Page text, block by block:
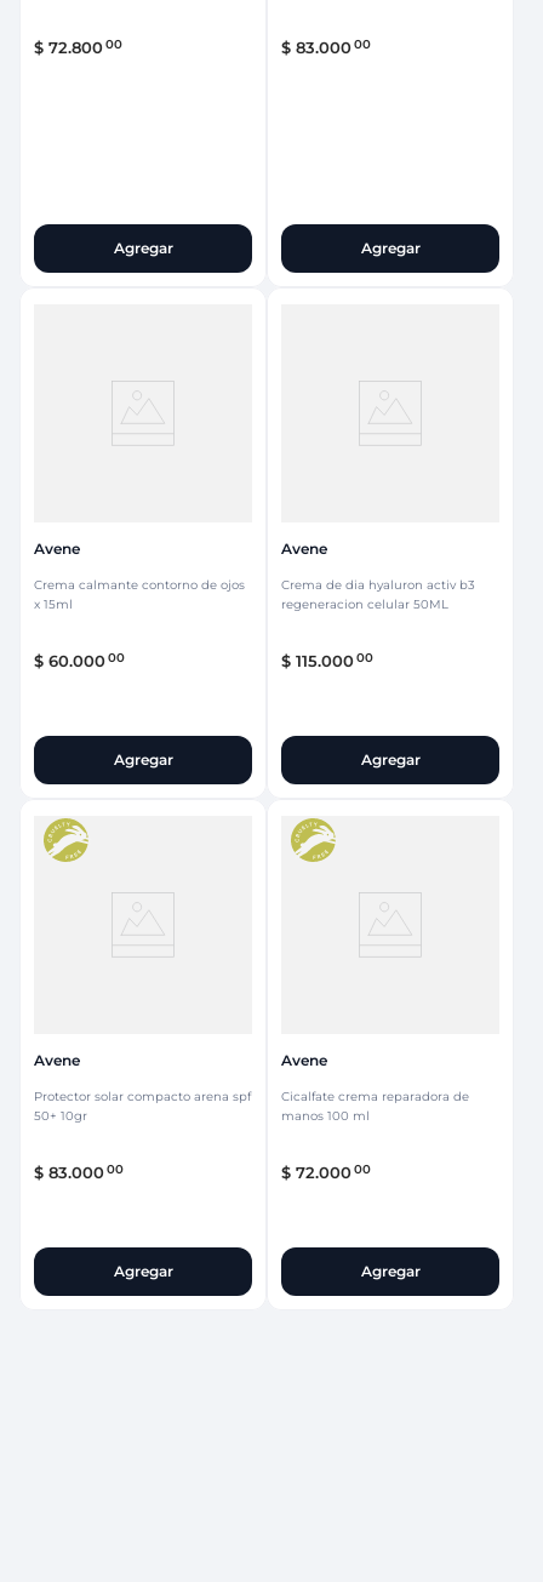
$ 72.80000
Agregar
$ 83.00000
Agregar
Avene
Crema calmante contorno de ojos
x 15ml
$ 60.00000
Agregar
Avene
Crema de dia hyaluron activ b3
regeneracion celular 50ML
$ 115.00000
Agregar
Avene
Protector solar compacto arena spf
50+ 10gr
$ 83.00000
Agregar
Avene
Cicalfate crema reparadora de
manos 100 ml
$ 72.00000
Agregar